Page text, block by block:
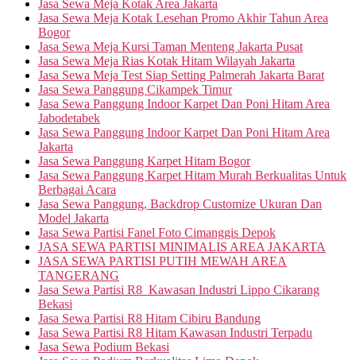
Jasa Sewa Meja Kotak Area Jakarta
Jasa Sewa Meja Kotak Lesehan Promo Akhir Tahun Area
Bogor
Jasa Sewa Meja Kursi Taman Menteng Jakarta Pusat
Jasa Sewa Meja Rias Kotak Hitam Wilayah Jakarta
Jasa Sewa Meja Test Siap Setting Palmerah Jakarta Barat
Jasa Sewa Panggung Cikampek Timur
Jasa Sewa Panggung Indoor Karpet Dan Poni Hitam Area
Jabodetabek
Jasa Sewa Panggung Indoor Karpet Dan Poni Hitam Area
Jakarta
Jasa Sewa Panggung Karpet Hitam Bogor
Jasa Sewa Panggung Karpet Hitam Murah Berkualitas Untuk
Berbagai Acara
Jasa Sewa Panggung, Backdrop Customize Ukuran Dan
Model Jakarta
Jasa Sewa Partisi Fanel Foto Cimanggis Depok
JASA SEWA PARTISI MINIMALIS AREA JAKARTA
JASA SEWA PARTISI PUTIH MEWAH AREA
TANGERANG
Jasa Sewa Partisi R8 Kawasan Industri Lippo Cikarang
Bekasi
Jasa Sewa Partisi R8 Hitam Cibiru Bandung
Jasa Sewa Partisi R8 Hitam Kawasan Industri Terpadu
Jasa Sewa Podium Bekasi